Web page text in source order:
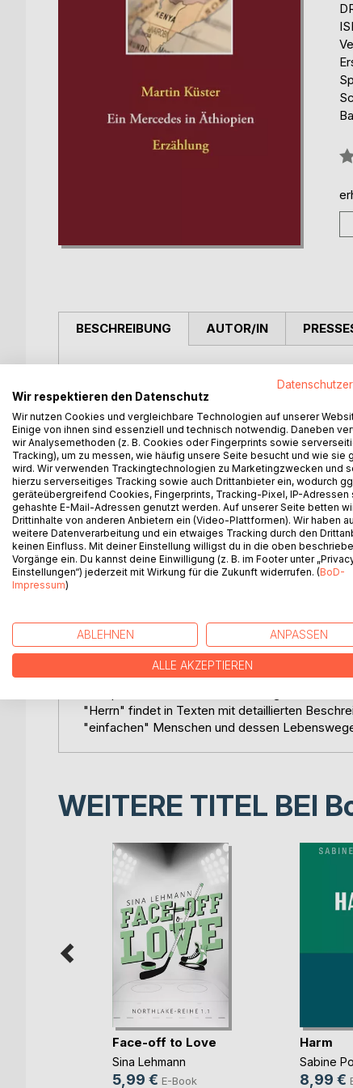
BESCHREIBUNG
Mein Name ist Benz, Mercedes Benz.
So beginnt die Erzählung.
In diesem Buch wird ein vier Jahre dauernder
ständigen Begleiters, eines Autos, erzählt.
Der "Herr", wie er von dem Erzählenden
eröffnet ein bayerisches Restaurants in Addis
Dieses Restaurant ist der Auftakt weiterer
Dschungels.
Kurz nach der Eröffnung des Deutschen
"Herr" Opfer interner Verschwörungen und er
Just in diesen schwersten Tagen lernt er auch
aus dem Schlamassel.
Außerdem begleitet er eine wirklich große
Im Grunde ist der "Herr" ein innerlich gehetzter
Intelligenz und Kreativität auszuleben und vor
Das Buch ist kein klassischer Reisebericht in
Äthiopien und Afrika. Die Beziehung wächst
"Herrn" findet in Texten mit detaillierten
"einfachen" Menschen und dessen
AUTOR/IN
WEITERE TITEL BEI
Face-off to Love
Sina Lehmann
5,99 € E-Book
Harm
Sabine
8,99 €
Wir respektieren den Datenschutz
Wir nutzen Cookies und vergleichbare Technologien auf unserer
Einige von ihnen sind essenziell und technisch notwendig. Daneben
wir Analysemethoden (z. B. Cookies oder Fingerprints sowie
Tracking), um zu messen, wie häufig unsere Seite besucht und wie sie
wird. Wir verwenden Trackingtechnologien zu Marketingzwecken und
hierzu serverseitiges Tracking sowie auch Drittanbieter ein, wodurch
geräteübergreifend Cookies, Fingerprints, Tracking-Pixel, IP-Adressen
gehashte E-Mail-Adressen genutzt werden. Auf unserer Seite betten
Drittinhalte von anderen Anbietern ein (Video-Plattformen). Wir haben
weitere Datenverarbeitung und ein etwaiges Tracking durch den
keinen Einfluss. Mit deiner Einstellung willigst du in die oben
Vorgänge ein. Du kannst deine Einwilligung (z. B. im Footer unter
Einstellungen“) jederzeit mit Wirkung für die Zukunft widerrufen. (BoD-
Impressum)
ABLEHNEN ANPASSEN
ALLE AKZEPTIEREN